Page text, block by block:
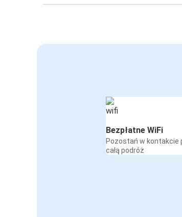
Bezpłatne WiFi
Pozostań w kontakcie
całą podróż